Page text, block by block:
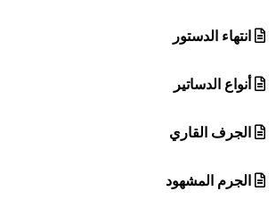
انتهاء الدستور
أنواع الدساتير
الجرف القاري
الجرم المشهود